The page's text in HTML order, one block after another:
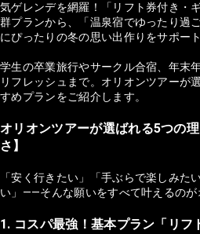
気ゲレンデを網羅！「リフト券付き・
群プランから、「温泉宿でゆったり過
にぴったりの冬の思い出作りをサポート
学生の卒業旅行やサークル合宿、年末
リフレッシュまで。オリオンツアーが
すめプランをご紹介します。
オリオンツアーが選ばれる5つの
さ】
「安く行きたい」「手ぶらで楽しみた
い」——そんな願いをすべて叶えるのが
1. コスパ最強！基本プラン「リフ